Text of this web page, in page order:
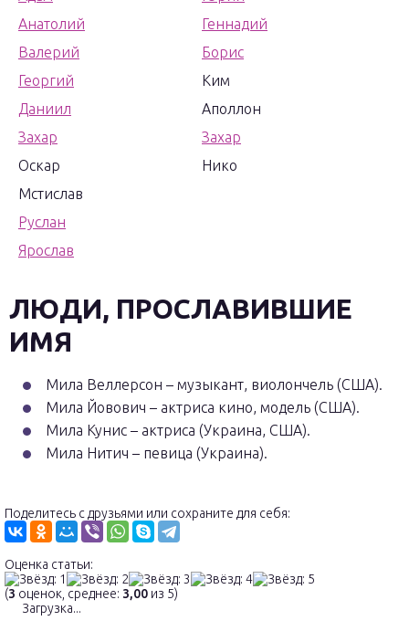
Анатолий
Геннадий
Валерий
Борис
Георгий
Ким
Даниил
Аполлон
Захар
Захар
Оскар
Нико
Мстислав
Руслан
Ярослав
ЛЮДИ, ПРОСЛАВИВШИЕ
ИМЯ
Мила Веллерсон – музыкант, виолончель (США).
Мила Йовович – актриса кино, модель (США).
Мила Кунис – актриса (Украина, США).
Мила Нитич – певица (Украина).
Поделитесь с друзьями или сохраните для себя:
Оценка статьи:
(3 оценок, среднее: 3,00 из 5)
Загрузка...